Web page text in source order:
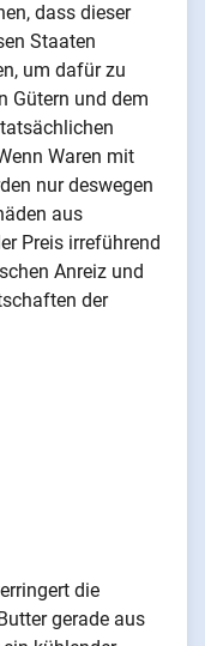
dass dieser
Staaten
um dafür zu
Gütern und dem
Waren mit
nur deswegen
aus
Preis irreführend
Anreiz und
der
die
gerade aus